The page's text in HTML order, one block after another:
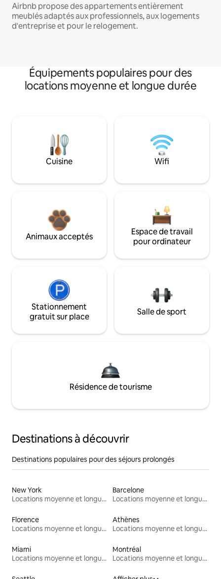
Airbnb propose des appartements entièrement
meublés adaptés aux professionnels, aux logements
d'entreprise et pour le relogement.
Équipements populaires pour des
locations moyenne et longue durée
Cuisine Wifi
Animaux acceptés
Espace de travail
pour ordinateur
Stationnement
gratuit sur place
Salle de sport
Résidence de tourisme
Destinations à découvrir
Destinations populaires pour des séjours prolongés
New York
Locations moyenne et longue durée
Barcelone
Locations moyenne et longue durée
Florence
Locations moyenne et longue durée
Athènes
Locations moyenne et longue durée
Miami
Locations moyenne et longue durée
Montréal
Locations moyenne et longue durée